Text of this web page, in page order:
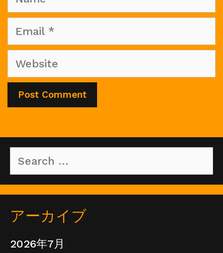
for:
アーカイブ
2026年7月